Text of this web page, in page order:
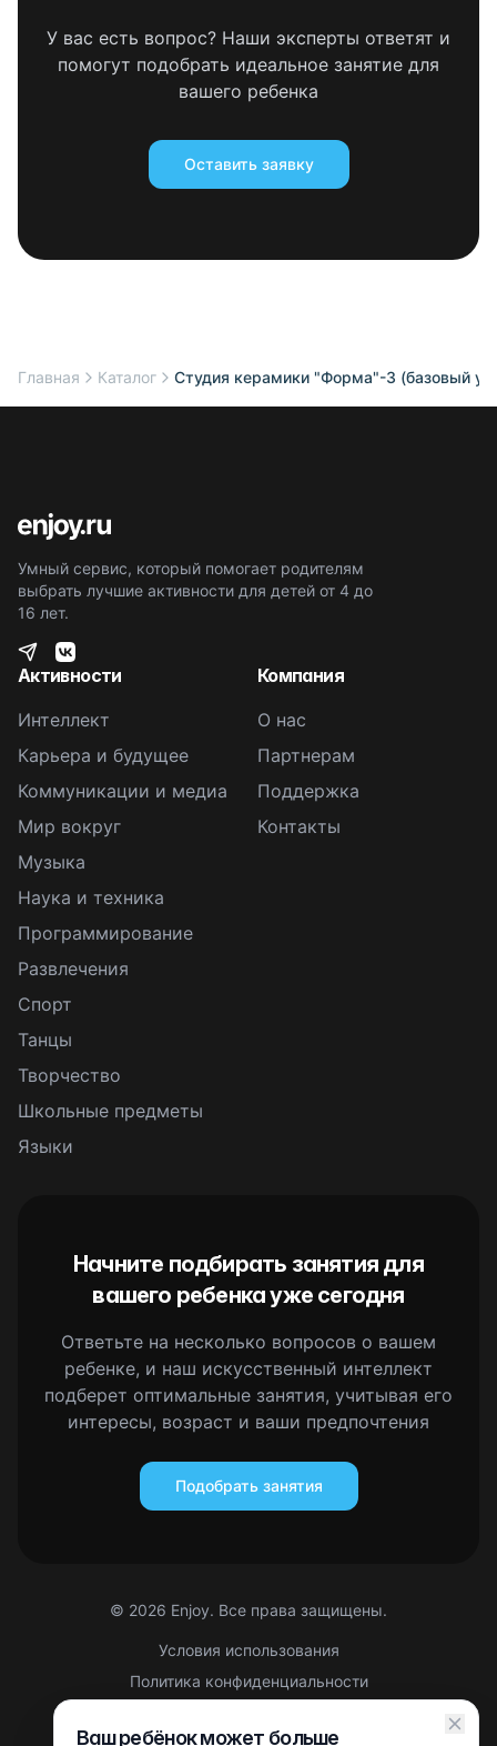
У вас есть вопрос? Наши эксперты ответят и
помогут подобрать идеальное занятие для
вашего ребенка
Оставить заявку
Главная Каталог Студия керамики "Форма"-3 (базовый
Умный сервис, который помогает родителям
выбрать лучшие активности для детей от 4 до
16 лет.
Активности
Интеллект
Карьера и будущее
Коммуникации и медиа
Мир вокруг
Музыка
Наука и техника
Программирование
Развлечения
Спорт
Танцы
Творчество
Школьные предметы
Языки
Компания
О нас
Партнерам
Поддержка
Контакты
Начните подбирать занятия для
вашего ребенка уже сегодня
Ответьте на несколько вопросов о вашем
ребенке, и наш искусственный интеллект
подберет оптимальные занятия, учитывая его
интересы, возраст и ваши предпочтения
Подобрать занятия
© 2026 Enjoy. Все права защищены.
Условия использования
Политика конфиденциальности
Ваш ребёнок может больше